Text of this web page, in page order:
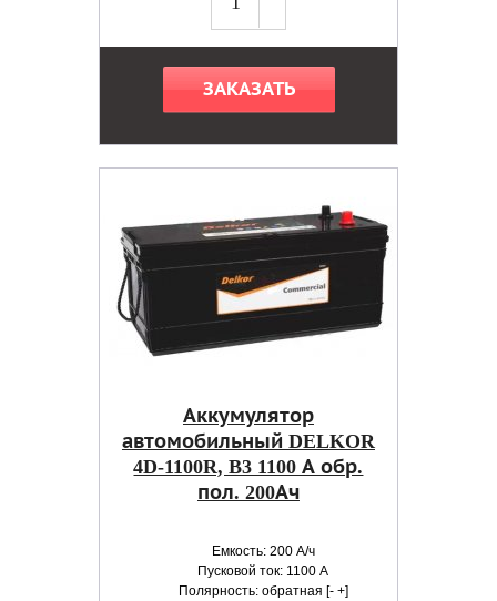
ЗАКАЗАТЬ
Аккумулятор
автомобильный DELKOR
4D-1100R, B3 1100 А обр.
пол. 200Ач
Емкость: 200 А/ч
Пусковой ток: 1100 А
Полярность: обратная [- +]